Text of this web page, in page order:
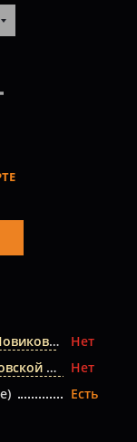
Магазин "Все масла" на ул. Маршала Новикова
Нет
Магазин "Все масла" на пр. Александровской Фермы
Нет
Есть